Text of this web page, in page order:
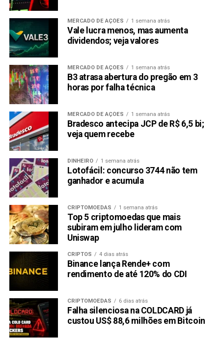
MERCADO DE AÇÕES 1 semana atrás
Vale lucra menos, mas aumenta
dividendos; veja valores
MERCADO DE AÇÕES 1 semana atrás
B3 atrasa abertura do pregão em 3
horas por falha técnica
MERCADO DE AÇÕES 1 semana atrás
Bradesco antecipa JCP de R$ 6,5 bi;
veja quem recebe
DINHEIRO 1 semana atrás
Lotofácil: concurso 3744 não tem
ganhador e acumula
CRIPTOMOEDAS 1 semana atrás
Top 5 criptomoedas que mais
subiram em julho lideram com
Uniswap
CRIPTOS 4 dias atrás
Binance lança Rende+ com
rendimento de até 120% do CDI
CRIPTOMOEDAS 6 dias atrás
Falha silenciosa na COLDCARD já
custou US$ 88,6 milhões em Bitcoin